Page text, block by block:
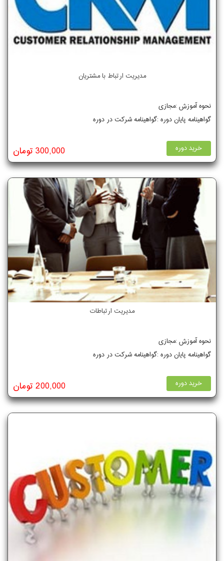
مدیریت ارتباط با مشتریان
نحوه آموزش :مجازی
گواهینامه پایان دوره :گواهینامه شرکت در دوره
خرید دوره 300,000 تومان
مدیریت ارتباطات
نحوه آموزش :مجازی
گواهینامه پایان دوره :گواهینامه شرکت در دوره
خرید دوره 200,000 تومان